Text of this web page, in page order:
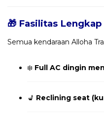
🎁 Fasilitas
Semua kendaraan Alloha
❄️ Full AC dingin
💺 Reclining seat